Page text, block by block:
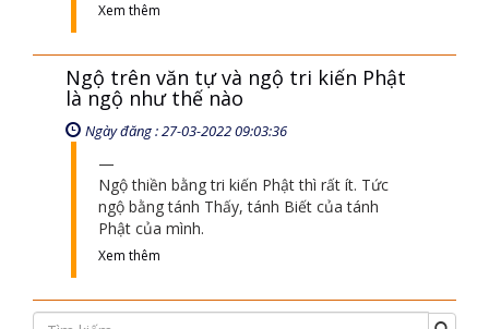
Xem thêm
Ngộ trên văn tự và ngộ tri kiến Phật
là ngộ như thế nào
Ngày đăng : 27-03-2022 09:03:36
Ngộ thiền bằng tri kiến Phật thì rất ít. Tức
ngộ bằng tánh Thấy, tánh Biết của tánh
Phật của mình.
Xem thêm